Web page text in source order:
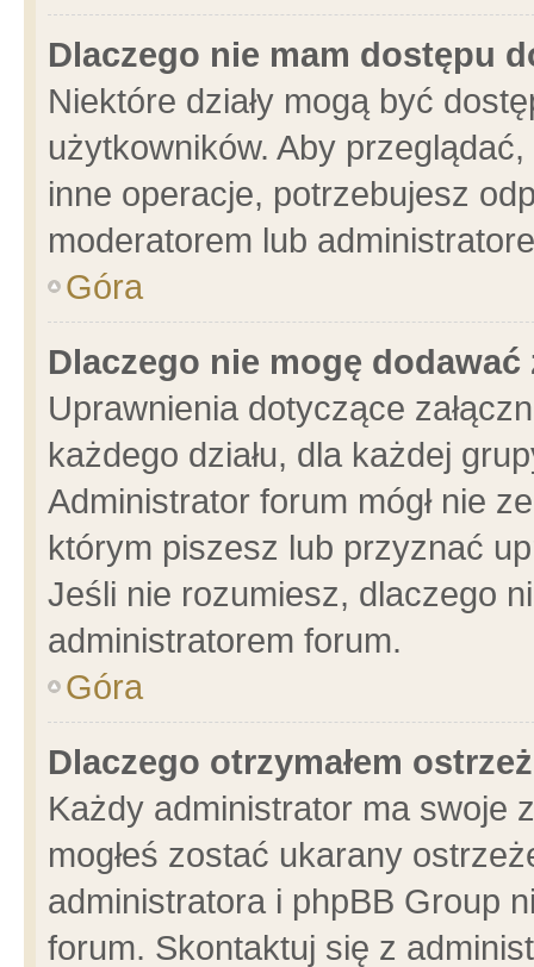
Dlaczego nie mam dostępu
Niektóre działy mogą być
użytkowników. Aby
inne operacje, potrzebujesz
moderatorem lub
Góra
Dlaczego nie mogę dodawać
Uprawnienia dotyczące
każdego działu, dla każdej
Administrator forum mógł nie
którym piszesz lub przyznać
Jeśli nie rozumiesz, dlaczego
administratorem forum.
Góra
Dlaczego otrzymałem
Każdy administrator ma swoje
mogłeś zostać ukarany
administratora i phpBB Group
forum. Skontaktuj się z